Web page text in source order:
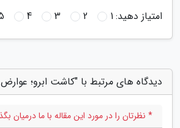
امتیاز دهید:1
2
3
4
دیدگاه های مرتبط با "کاشت ابرو؛
* نظرتان را در مورد این مقاله با ما درمیان